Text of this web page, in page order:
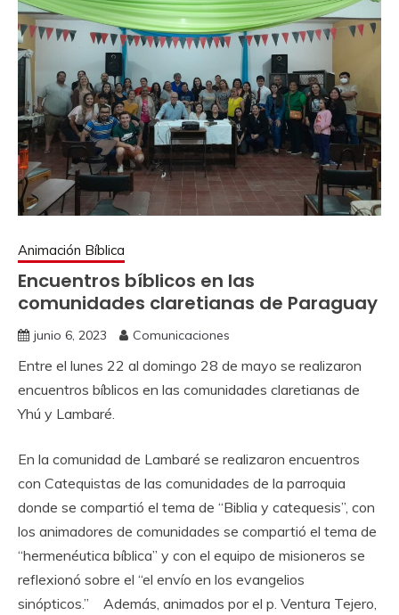
Animación Bíblica
Encuentros bíblicos en las
comunidades claretianas de Paraguay
junio 6, 2023 Comunicaciones
Entre el lunes 22 al domingo 28 de mayo se realizaron
encuentros bíblicos en las comunidades claretianas de
Yhú y Lambaré.
En la comunidad de Lambaré se realizaron encuentros
con Catequistas de las comunidades de la parroquia
donde se compartió el tema de “Biblia y catequesis”, con
los animadores de comunidades se compartió el tema de
“hermenéutica bíblica” y con el equipo de misioneros se
reflexionó sobre el “el envío en los evangelios
sinópticos.” Además, animados por el p. Ventura Tejero,